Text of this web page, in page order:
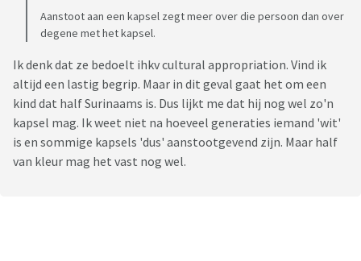
Aanstoot aan een kapsel zegt meer over die persoon dan over
degene met het kapsel.
Ik denk dat ze bedoelt ihkv cultural appropriation. Vind ik
altijd een lastig begrip. Maar in dit geval gaat het om een
kind dat half Surinaams is. Dus lijkt me dat hij nog wel zo'n
kapsel mag. Ik weet niet na hoeveel generaties iemand 'wit'
is en sommige kapsels 'dus' aanstootgevend zijn. Maar half
van kleur mag het vast nog wel.